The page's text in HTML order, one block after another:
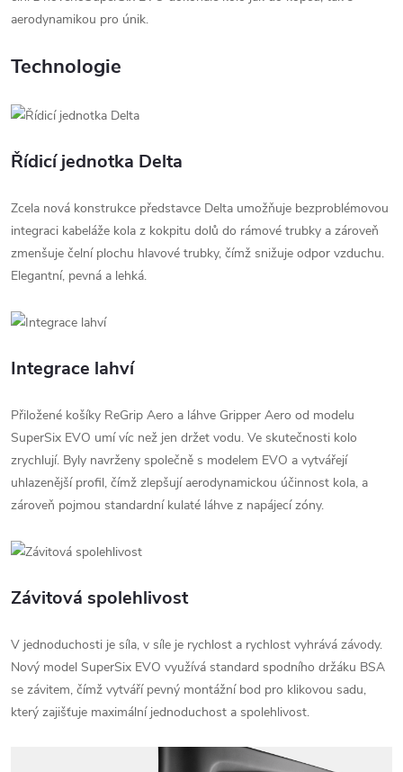
aerodynamikou pro únik.
Technologie
Řídicí jednotka Delta
Zcela nová konstrukce představce Delta umožňuje bezproblémovou
integraci kabeláže kola z kokpitu dolů do rámové trubky a zároveň
zmenšuje čelní plochu hlavové trubky, čímž snižuje odpor vzduchu.
Elegantní, pevná a lehká.
Integrace lahví
Přiložené košíky ReGrip Aero a láhve Gripper Aero od modelu
SuperSix EVO umí víc než jen držet vodu. Ve skutečnosti kolo
zrychlují. Byly navrženy společně s modelem EVO a vytvářejí
uhlazenější profil, čímž zlepšují aerodynamickou účinnost kola, a
zároveň pojmou standardní kulaté láhve z napájecí zóny.
Závitová spolehlivost
V jednoduchosti je síla, v síle je rychlost a rychlost vyhrává závody.
Nový model SuperSix EVO využívá standard spodního držáku BSA
se závitem, čímž vytváří pevný montážní bod pro klikovou sadu,
který zajišťuje maximální jednoduchost a spolehlivost.